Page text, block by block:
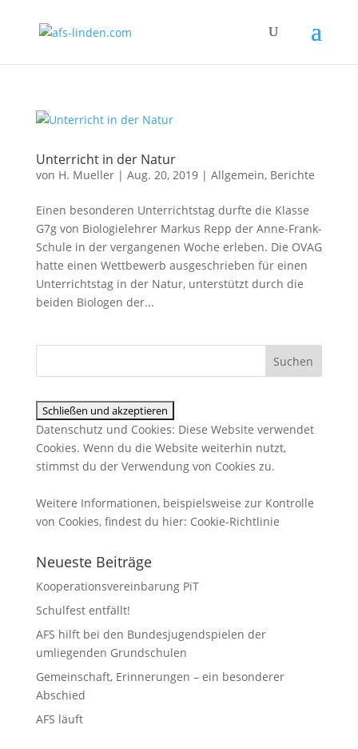
Unterricht in der Natur
von H. Mueller| Aug. 20, 2019| Allgemein, Berichte
Einen besonderen Unterrichtstag durfte die Klasse
G7g von Biologielehrer Markus Repp der Anne-Frank-
Schule in der vergangenen Woche erleben. Die OVAG
hatte einen Wettbewerb ausgeschrieben für einen
Unterrichtstag in der Natur, unterstützt durch die
beiden Biologen der...
Datenschutz und Cookies: Diese Website verwendet
Cookies. Wenn du die Website weiterhin nutzt,
stimmst du der Verwendung von Cookies zu.
Weitere Informationen, beispielsweise zur Kontrolle
von Cookies, findest du hier: Cookie-Richtlinie
Neueste Beiträge
Kooperationsvereinbarung PiT
Schulfest entfällt!
AFS hilft bei den Bundesjugendspielen der
umliegenden Grundschulen
Gemeinschaft, Erinnerungen – ein besonderer
Abschied
AFS läuft